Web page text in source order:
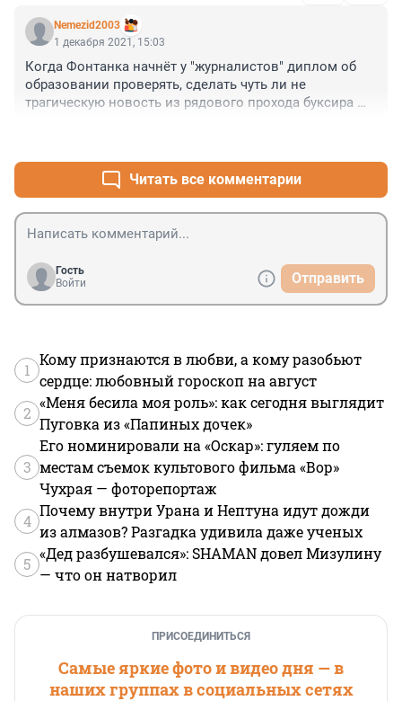
Nemezid2003
1 декабря 2021, 15:03
Когда Фонтанка начнёт у "журналистов" диплом об
образовании проверять, сделать чуть ли не
трагическую новость из рядового прохода буксира
обладать? Еще бы написали "Героический прорыв
буксира сквозь ледяные поля и торосы Невы",
странно, что в статье нету любимой фразы "чудом
избежал столкновения с опорами моста".
Читать все комментарии
Гость
Войти
Отправить
1
Кому признаются в любви, а кому разобьют
сердце: любовный гороскоп на август
2
«Меня бесила моя роль»: как сегодня выглядит
Пуговка из «Папиных дочек»
3
Его номинировали на «Оскар»: гуляем по
местам съемок культового фильма «Вор»
Чухрая — фоторепортаж
4
Почему внутри Урана и Нептуна идут дожди
из алмазов? Разгадка удивила даже ученых
5
«Дед разбушевался»: SHAMAN довел Мизулину
— что он натворил
ПРИСОЕДИНИТЬСЯ
Самые яркие фото и видео дня — в
наших группах в социальных сетях